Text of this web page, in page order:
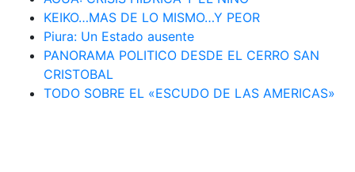
KEIKO…MAS DE LO MISMO…Y PEOR
Piura: Un Estado ausente
PANORAMA POLITICO DESDE EL CERRO SAN
CRISTOBAL
TODO SOBRE EL «ESCUDO DE LAS AMERICAS»